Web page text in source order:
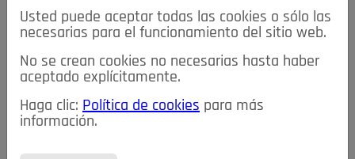
≡NOTICIAS
NOTICIAS SERVICIOS DE INTERÉS
TABLÓN DE ANUNCIOS MIS ANUNCIOS CONTACTO
NOSOTROS
Usted puede aceptar todas las cookies o sólo las
necesarias para el funcionamiento del sitio web.
No se crean cookies no necesarias hasta haber
aceptado explícitamente.
Haga clic: Política de cookies para más
información.